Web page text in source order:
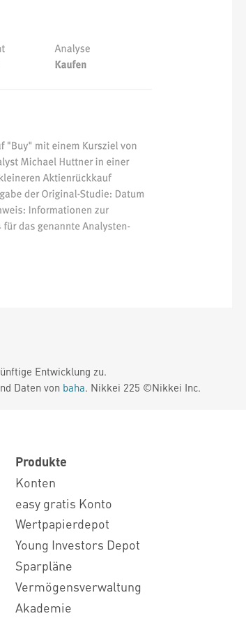
Entwicklung zu.
Daten von baha. Nikkei 225 ©Nikkei Inc.
Produkte
Konten
easy gratis Konto
Wertpapierdepot
Young Investors Depot
Sparpläne
Vermögensverwaltung
Akademie